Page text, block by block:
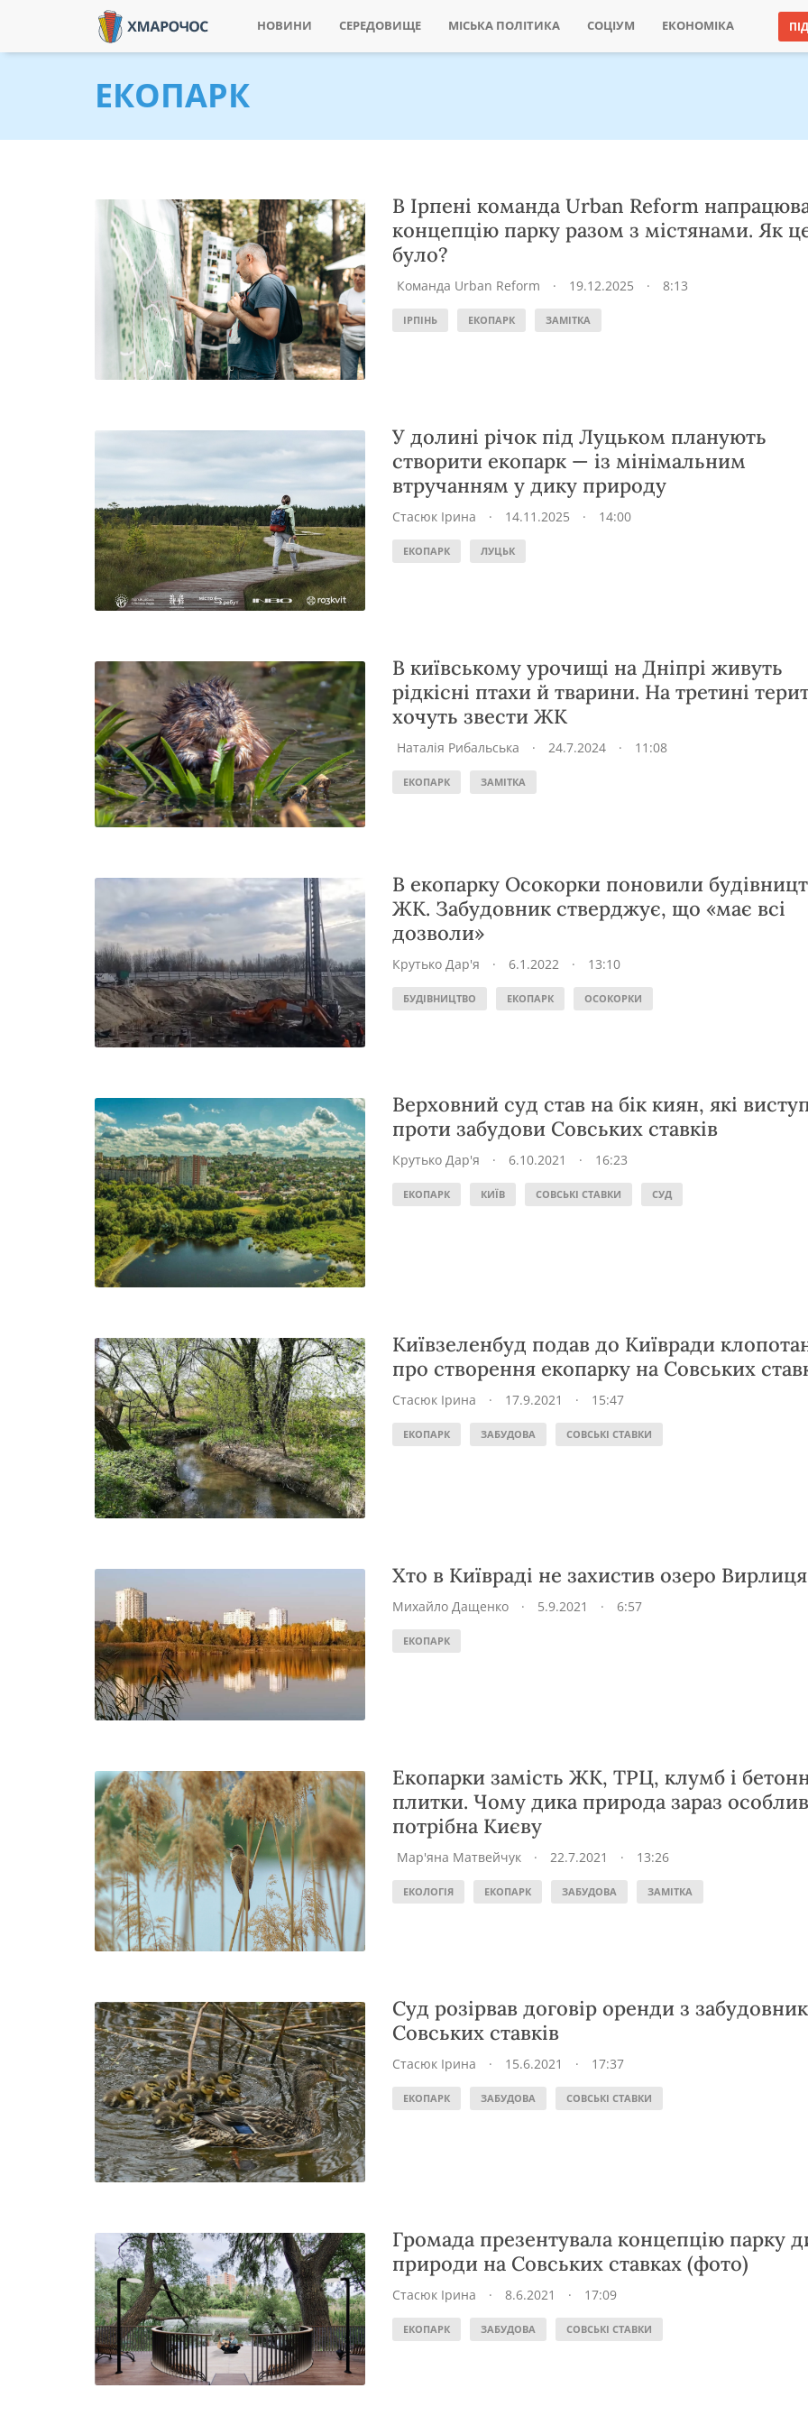
НОВИНИ СЕРЕДОВИЩЕ МІСЬКА ПОЛІТИКА СОЦІУМ ЕКОНОМІКА
ЕКОПАРК
В Ірпені команда Urban Reform
концепцію парку разом з містянами. Як
було?
Команда Urban Reform · 19.12.2025 · 8:13
ІРПІНЬ ЕКОПАРК ЗАМІТКА
У долині річок під Луцьком планують
створити екопарк — із мінімальним
втручанням у дику природу
Стасюк Ірина · 14.11.2025 · 14:00
ЕКОПАРК ЛУЦЬК
В київському урочищі на Дніпрі живуть
рідкісні птахи й тварини. На третині
хочуть звести ЖК
Наталія Рибальська · 24.7.2024 · 11:08
ЕКОПАРК ЗАМІТКА
В екопарку Осокорки поновили
ЖК. Забудовник стверджує, що «має всі
дозволи»
Крутько Дар'я · 6.1.2022 · 13:10
БУДІВНИЦТВО ЕКОПАРК ОСОКОРКИ
Верховний суд став на бік киян, які
проти забудови Совських ставків
Крутько Дар'я · 6.10.2021 · 16:23
ЕКОПАРК КИЇВ СОВСЬКІ СТАВКИ СУД
Київзеленбуд подав до Київради
про створення екопарку на Совських
Стасюк Ірина · 17.9.2021 · 15:47
ЕКОПАРК ЗАБУДОВА СОВСЬКІ СТАВКИ
Хто в Київраді не захистив озеро Вирлиця
Михайло Дащенко · 5.9.2021 · 6:57
ЕКОПАРК
Екопарки замість ЖК, ТРЦ, клумб і
плитки. Чому дика природа зараз
потрібна Києву
Мар'яна Матвейчук · 22.7.2021 · 13:26
ЕКОЛОГІЯ ЕКОПАРК ЗАБУДОВА ЗАМІТКА
Суд розірвав договір оренди з
Совських ставків
Стасюк Ірина · 15.6.2021 · 17:37
ЕКОПАРК ЗАБУДОВА СОВСЬКІ СТАВКИ
Громада презентувала концепцію парку
природи на Совських ставках (фото)
Стасюк Ірина · 8.6.2021 · 17:09
ЕКОПАРК ЗАБУДОВА СОВСЬКІ СТАВКИ